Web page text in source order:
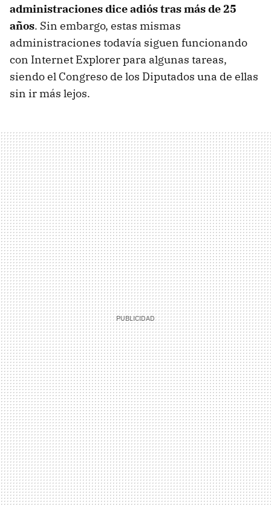
administraciones dice adiós tras más de 25
años. Sin embargo, estas mismas
administraciones todavía siguen funcionando
con Internet Explorer para algunas tareas,
siendo el Congreso de los Diputados una de ellas
sin ir más lejos.